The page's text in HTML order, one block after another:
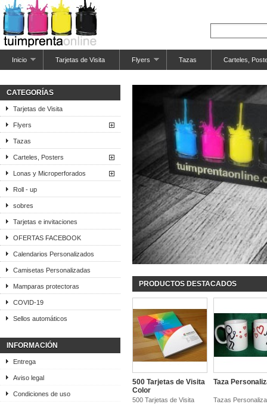
Inicio Tarjetas de Visita Flyers Tazas Carteles,
CATEGORÍAS
Tarjetas de Visita
Flyers
Tazas
Carteles, Posters
Lonas y Microperforados
Roll - up
sobres
Tarjetas e invitaciones
OFERTAS FACEBOOK
Calendarios Personalizados
Camisetas Personalizadas
Mamparas protectoras
COVID-19
Sellos automáticos
INFORMACIÓN
Entrega
Aviso legal
Condiciones de uso
PRODUCTOS DESTACADOS
500 Tarjetas de Visita
Color
500 Tarjetas de Visita
Taza
Tazas